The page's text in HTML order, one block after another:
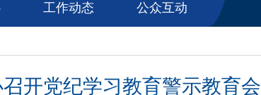
工作动态 公众互动
开党纪学习教育警示教育会